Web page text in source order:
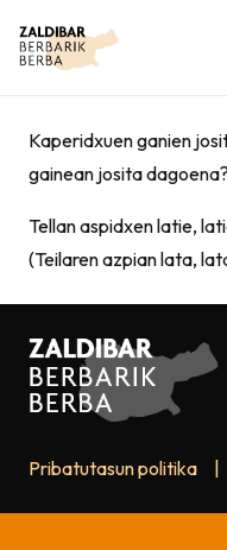
Kaperidxuen ganien
gainean josita
Tellan aspidxen latie,
(Teilaren azpian lata,
Pribatutasun politika